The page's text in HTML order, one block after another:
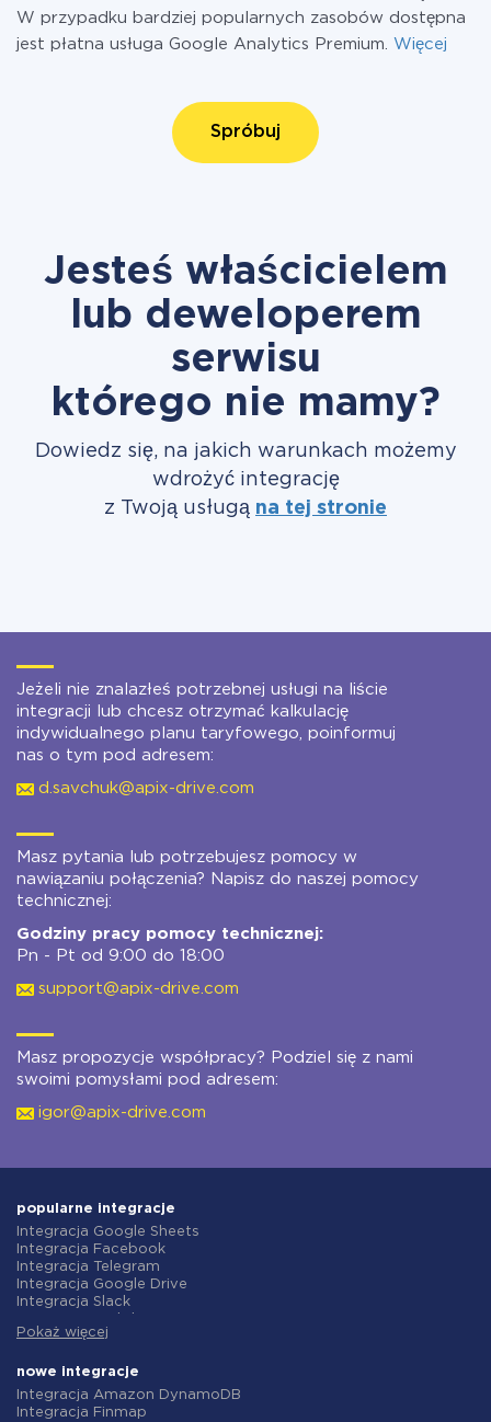
W przypadku bardziej popularnych zasobów dostępna
jest płatna usługa Google Analytics Premium. Więcej
Spróbuj
Jesteś właścicielem
lub deweloperem
serwisu
którego nie mamy?
Dowiedz się, na jakich warunkach możemy
wdrożyć integrację
z Twoją usługą na tej stronie
Jeżeli nie znalazłeś potrzebnej usługi na liście
integracji lub chcesz otrzymać kalkulację
indywidualnego planu taryfowego, poinformuj
nas o tym pod adresem:
d.savchuk@apix-drive.com
Masz pytania lub potrzebujesz pomocy w
nawiązaniu połączenia? Napisz do naszej pomocy
technicznej:
Godziny pracy pomocy technicznej:
Pn - Pt od 9:00 do 18:00
support@apix-drive.com
Masz propozycje współpracy? Podziel się z nami
swoimi pomysłami pod adresem:
igor@apix-drive.com
popularne integracje
Integracja Google Sheets
Integracja Facebook
Integracja Telegram
Integracja Google Drive
Integracja Slack
Integracja Gmail
Integracja ClickUp
Integracja Airtable
Integracja Google Contacts
Pokaż więcej
nowe integracje
Integracja Amazon DynamoDB
Integracja Finmap